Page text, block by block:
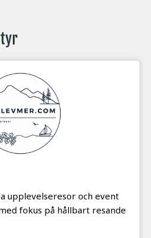
upplevelseresor och event
fokus på hållbart resande